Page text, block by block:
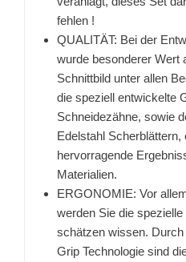
fehlen !
QUALITÄT: Bei der
wurde besonderer Wert
Schnittbild unter allen
die speziell entwickelte
Schneidezähne, sowie
Edelstahl Scherblättern,
hervorragende
Materialien.
ERGONOMIE: Vor
werden Sie die
schätzen wissen.
Grip Technologie sind